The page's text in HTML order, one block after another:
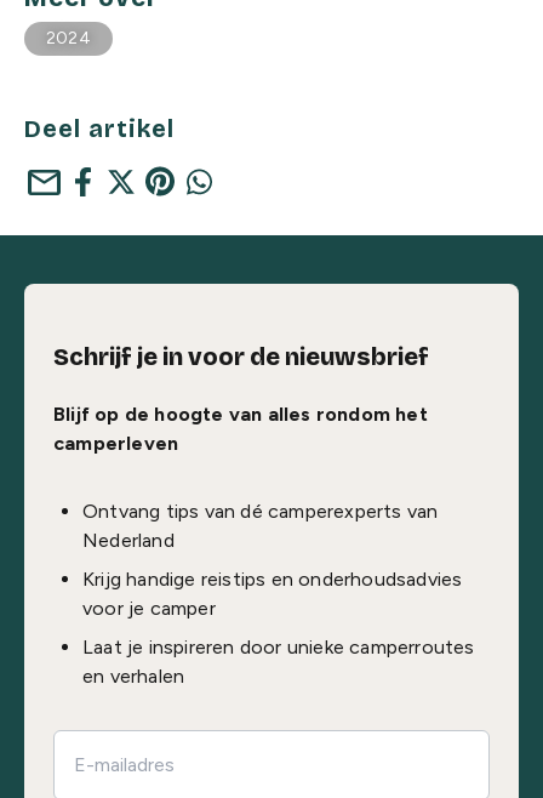
2024
Deel artikel
mail
Schrijf je in voor de nieuwsbrief
Blijf op de hoogte van alles rondom het
camperleven
Ontvang tips van dé camperexperts van
Nederland
Krijg handige reistips en onderhoudsadvies
voor je camper
Laat je inspireren door unieke camperroutes
en verhalen